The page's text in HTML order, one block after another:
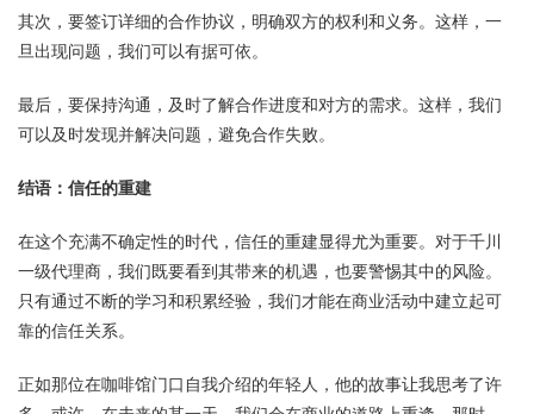
其次，要签订详细的合作协议，明确双方的权利和义务。这样，一
旦出现问题，我们可以有据可依。
最后，要保持沟通，及时了解合作进度和对方的需求。这样，我们
可以及时发现并解决问题，避免合作失败。
结语：信任的重建
在这个充满不确定性的时代，信任的重建显得尤为重要。对于千川
一级代理商，我们既要看到其带来的机遇，也要警惕其中的风险。
只有通过不断的学习和积累经验，我们才能在商业活动中建立起可
靠的信任关系。
正如那位在咖啡馆门口自我介绍的年轻人，他的故事让我思考了许